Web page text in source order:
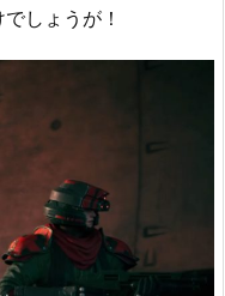
しょうが！